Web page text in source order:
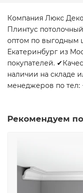
Компания Люкс
Плинтус
оптом по выгодным
Екатеринбург из
покупателей.
наличии на складе
менеджеров по тел:
Рекомендуем